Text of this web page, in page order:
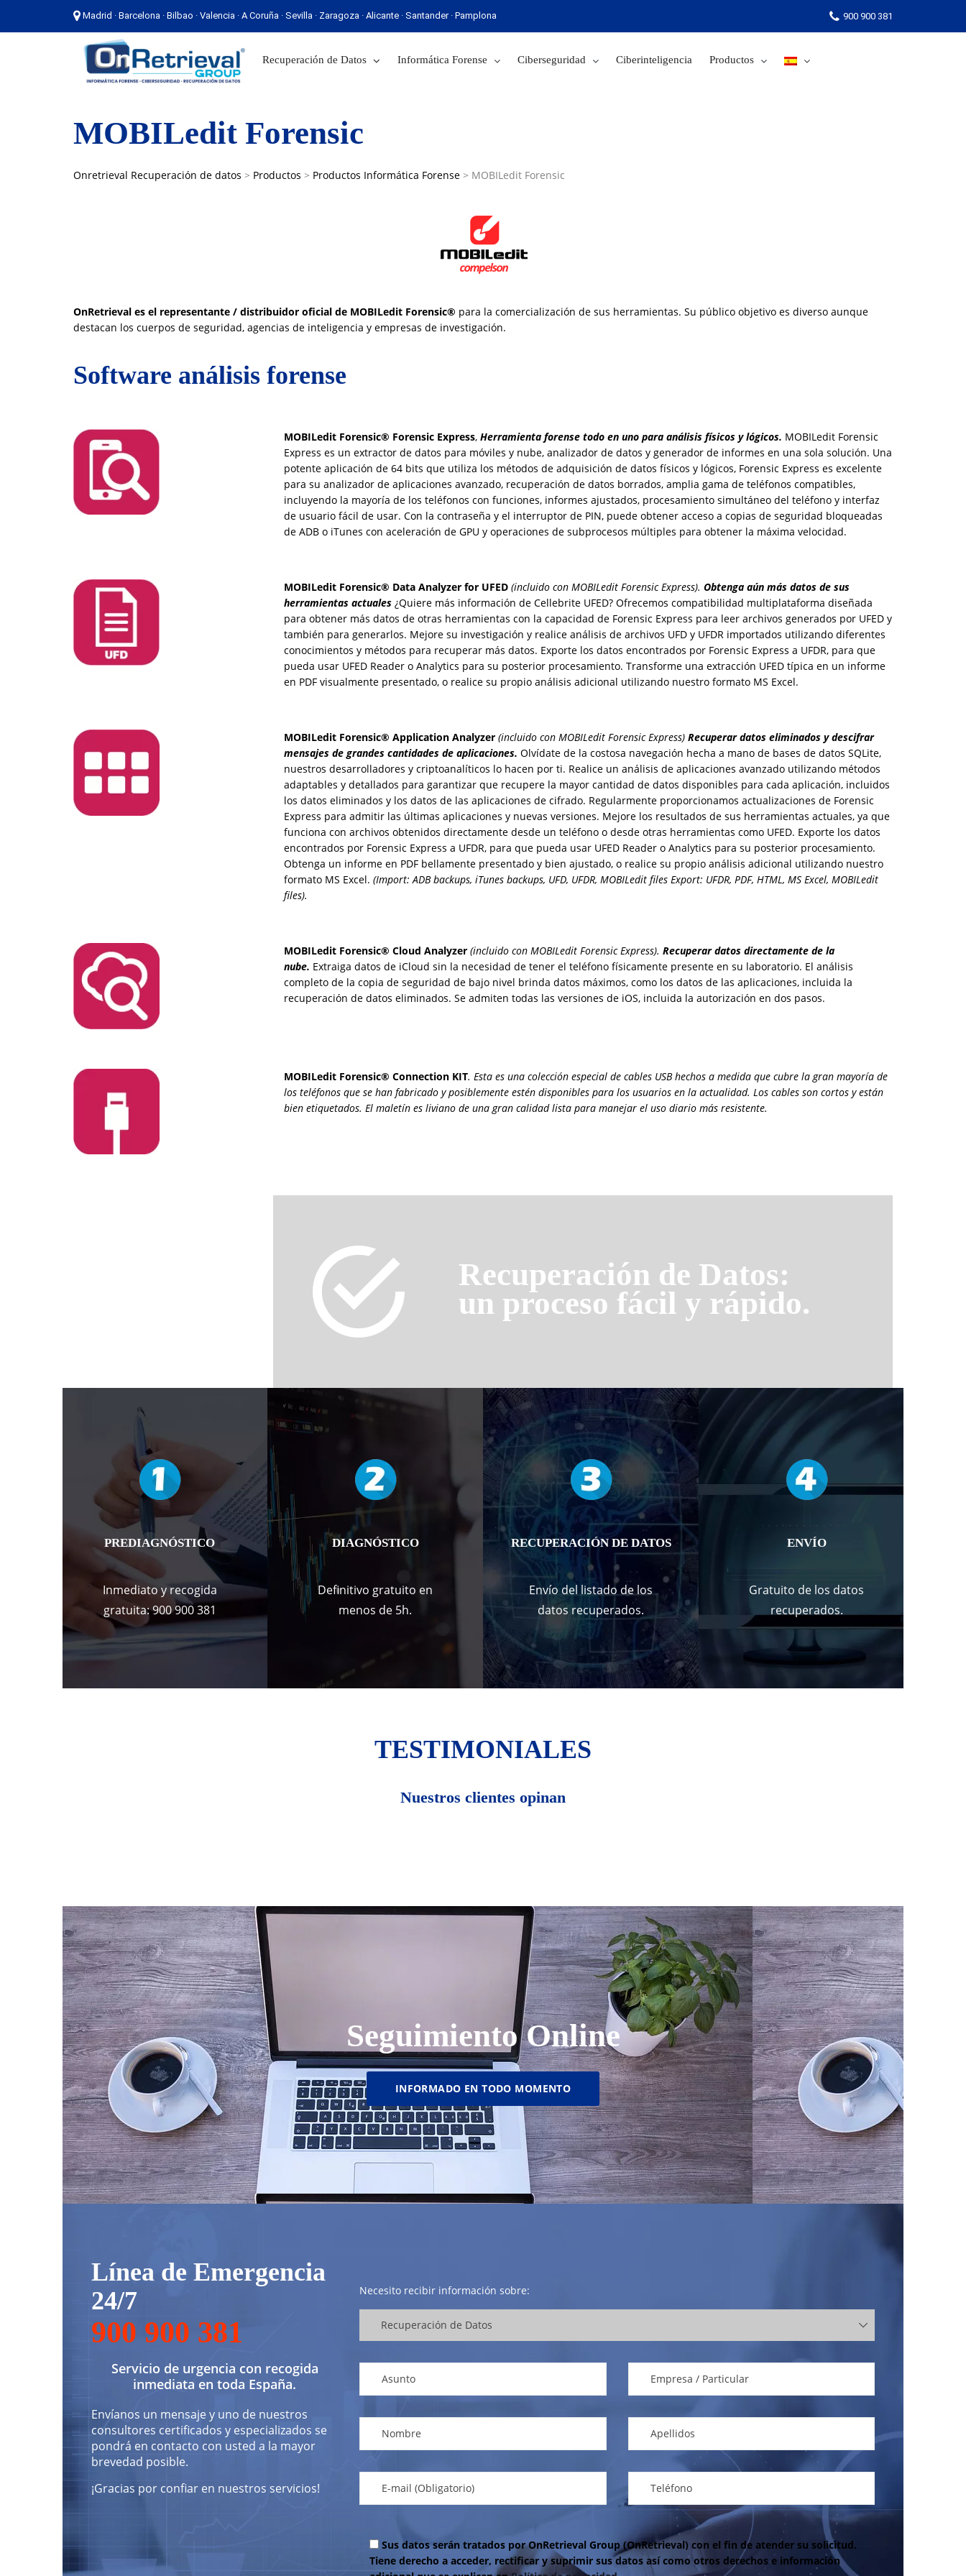
Madrid · Barcelona · Bilbao · Valencia · A Coruña · Sevilla · Zaragoza · Alicante · Santander · Pamplona 900 900 381
Recuperación de Datos Informática Forense Ciberseguridad Ciberinteligencia Productos
Madrid · Barcelona · Bilbao · Valencia · A Coruña · Sevilla · Zaragoza · Alicante · Santander · Pamplona
MOBILedit Forensic
Onretrieval Recuperación de datos > Productos > Productos Informática Forense > MOBILedit Forensic
OnRetrieval es el representante / distribuidor oficial de MOBILedit Forensic® para la comercialización de sus herramientas. Su público objetivo es diverso aunque
destacan los cuerpos de seguridad, agencias de inteligencia y empresas de investigación.
Software análisis forense
MOBILedit Forensic® Forensic Express, Herramienta forense todo en uno para análisis físicos y lógicos. MOBILedit Forensic
Express es un extractor de datos para móviles y nube, analizador de datos y generador de informes en una sola solución. Una
potente aplicación de 64 bits que utiliza los métodos de adquisición de datos físicos y lógicos, Forensic Express es excelente
para su analizador de aplicaciones avanzado, recuperación de datos borrados, amplia gama de teléfonos compatibles,
incluyendo la mayoría de los teléfonos con funciones, informes ajustados, procesamiento simultáneo del teléfono y interfaz
de usuario fácil de usar. Con la contraseña y el interruptor de PIN, puede obtener acceso a copias de seguridad bloqueadas
de ADB o iTunes con aceleración de GPU y operaciones de subprocesos múltiples para obtener la máxima velocidad.
MOBILedit Forensic® Data Analyzer for UFED(incluido con MOBILedit Forensic Express). Obtenga aún más datos de sus
herramientas actuales ¿Quiere más información de Cellebrite UFED? Ofrecemos compatibilidad multiplataforma diseñada
para obtener más datos de otras herramientas con la capacidad de Forensic Express para leer archivos generados por UFED y
también para generarlos. Mejore su investigación y realice análisis de archivos UFD y UFDR importados utilizando diferentes
conocimientos y métodos para recuperar más datos. Exporte los datos encontrados por Forensic Express a UFDR, para que
pueda usar UFED Reader o Analytics para su posterior procesamiento. Transforme una extracción UFED típica en un informe
en PDF visualmente presentado, o realice su propio análisis adicional utilizando nuestro formato MS Excel.
MOBILedit Forensic® Application Analyzer(incluido con MOBILedit Forensic Express) Recuperar datos eliminados y descifrar
mensajes de grandes cantidades de aplicaciones. Olvídate de la costosa navegación hecha a mano de bases de datos SQLite,
nuestros desarrolladores y criptoanalíticos lo hacen por ti. Realice un análisis de aplicaciones avanzado utilizando métodos
adaptables y detallados para garantizar que recupere la mayor cantidad de datos disponibles para cada aplicación, incluidos
los datos eliminados y los datos de las aplicaciones de cifrado. Regularmente proporcionamos actualizaciones de Forensic
Express para admitir las últimas aplicaciones y nuevas versiones. Mejore los resultados de sus herramientas actuales, ya que
funciona con archivos obtenidos directamente desde un teléfono o desde otras herramientas como UFED. Exporte los datos
encontrados por Forensic Express a UFDR, para que pueda usar UFED Reader o Analytics para su posterior procesamiento.
Obtenga un informe en PDF bellamente presentado y bien ajustado, o realice su propio análisis adicional utilizando nuestro
formato MS Excel. (Import: ADB backups, iTunes backups, UFD, UFDR, MOBILedit files Export: UFDR, PDF, HTML, MS Excel, MOBILedit
files).
MOBILedit Forensic® Cloud Analyzer(incluido con MOBILedit Forensic Express). Recuperar datos directamente de la
nube. Extraiga datos de iCloud sin la necesidad de tener el teléfono físicamente presente en su laboratorio. El análisis
completo de la copia de seguridad de bajo nivel brinda datos máximos, como los datos de las aplicaciones, incluida la
recuperación de datos eliminados. Se admiten todas las versiones de iOS, incluida la autorización en dos pasos.
MOBILedit Forensic® Connection KIT. Esta es una colección especial de cables USB hechos a medida que cubre la gran mayoría de
los teléfonos que se han fabricado y posiblemente estén disponibles para los usuarios en la actualidad. Los cables son cortos y están
bien etiquetados. El maletín es liviano de una gran calidad lista para manejar el uso diario más resistente.
Recuperación de Datos:
un proceso fácil y rápido.
PREDIAGNÓSTICO
Inmediato y recogida
gratuita: 900 900 381
DIAGNÓSTICO
Definitivo gratuito en
menos de 5h.
RECUPERACIÓN DE DATOS
Envío del listado de los
datos recuperados.
ENVÍO
Gratuito de los datos
recuperados.
TESTIMONIALES
Nuestros clientes opinan
Seguimiento Online
INFORMADO EN TODO MOMENTO
Línea de Emergencia
24/7
900 900 381
Servicio de urgencia con recogida
inmediata en toda España.
Envíanos un mensaje y uno de nuestros
consultores certificados y especializados se
pondrá en contacto con usted a la mayor
brevedad posible.
¡Gracias por confiar en nuestros servicios!
Necesito recibir información sobre:
Sus datos serán tratados por OnRetrieval Group (OnRetrieval) con el fin de atender su solicitud.
Tiene derecho a acceder, rectificar y suprimir sus datos así como otros derechos e información